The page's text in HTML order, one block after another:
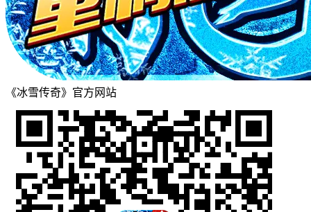
《冰雪传奇》官方网站